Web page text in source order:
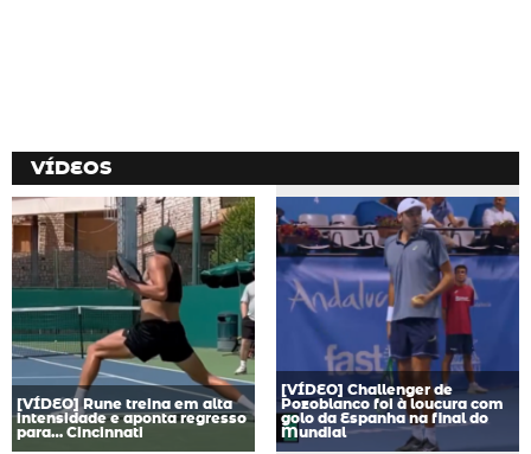
VÍDEOS
[VÍDEO] Rune treina em alta
intensidade e aponta regresso
para… Cincinnati
[VÍDEO] Challenger de
Pozoblanco foi à loucura com
golo da Espanha na final do
Mundial